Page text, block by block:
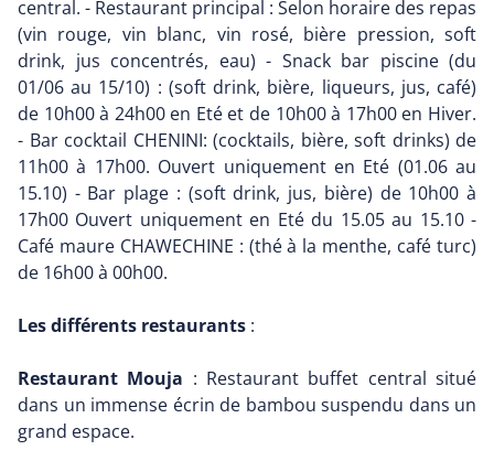
central. - Restaurant principal : Selon horaire des repas
(vin rouge, vin blanc, vin rosé, bière pression, soft
drink, jus concentrés, eau) - Snack bar piscine (du
01/06 au 15/10) : (soft drink, bière, liqueurs, jus, café)
de 10h00 à 24h00 en Eté et de 10h00 à 17h00 en Hiver.
- Bar cocktail CHENINI: (cocktails, bière, soft drinks) de
11h00 à 17h00. Ouvert uniquement en Eté (01.06 au
15.10) - Bar plage : (soft drink, jus, bière) de 10h00 à
17h00 Ouvert uniquement en Eté du 15.05 au 15.10 -
Café maure CHAWECHINE : (thé à la menthe, café turc)
de 16h00 à 00h00.
Les différents restaurants :
Restaurant Mouja : Restaurant buffet central situé
dans un immense écrin de bambou suspendu dans un
grand espace.